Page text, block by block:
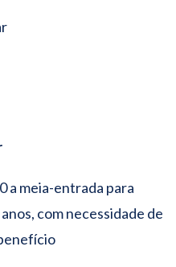
a meia-entrada para
com necessidade de